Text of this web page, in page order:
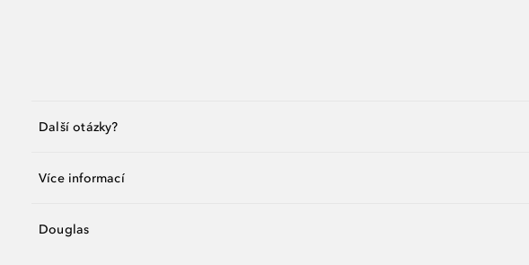
Další otázky?
Více informací
Douglas